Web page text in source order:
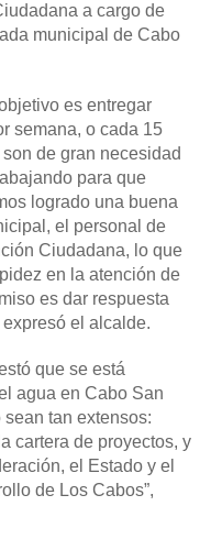
a cargo de
municipal de Cabo
es entregar
semana, o cada 15
de gran necesidad
para que
logrado una buena
el personal de
Ciudadana, lo que
en la atención de
es dar respuesta
el alcalde.
que se está
agua en Cabo San
tan extensos:
cartera de proyectos, y
el Estado y el
de Los Cabos”,